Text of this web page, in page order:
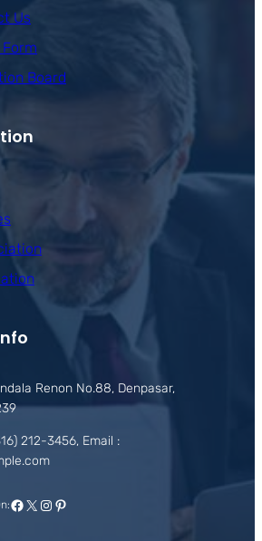
Us
Board
Renon No.88, Denpasar,
212-3456, Email :
Facebook
X Instagram
Pinterest